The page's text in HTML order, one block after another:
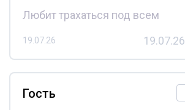
Любит трахаться под всем
19.07.26 19.07.26
Гость